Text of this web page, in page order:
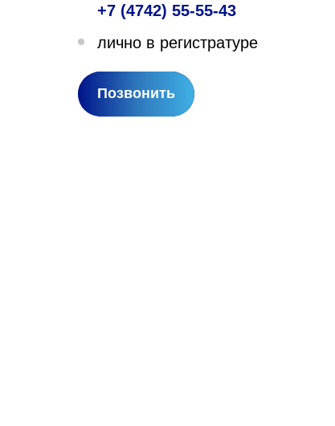
лесничество,
+7 (4742) 55-55-43
лично в регистратуре
Позвонить